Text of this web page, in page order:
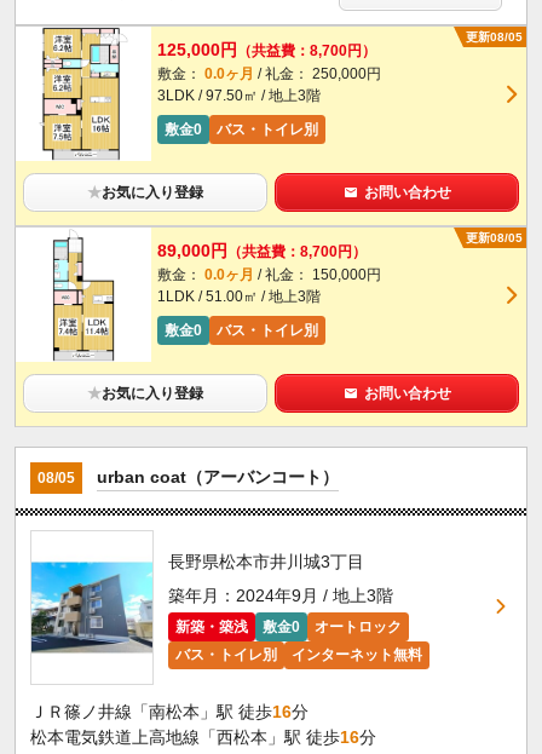
更新08/05
125,000円
（共益費：8,700円）
敷金： 0.0ヶ月 / 礼金： 250,000円
3LDK / 97.50㎡ / 地上3階
敷金0
バス・トイレ別
★お気に入り登録 お問い合わせ
更新08/05
89,000円
（共益費：8,700円）
敷金： 0.0ヶ月 / 礼金： 150,000円
1LDK / 51.00㎡ / 地上3階
敷金0
バス・トイレ別
★お気に入り登録 お問い合わせ
08/05 urban coat（アーバンコート）
長野県松本市井川城3丁目
築年月：2024年9月 / 地上3階
新築・築浅 敷金0
オートロック
バス・トイレ別
インターネット無料
ＪＲ篠ノ井線「南松本」駅 徒歩16分
松本電気鉄道上高地線「西松本」駅 徒歩16分